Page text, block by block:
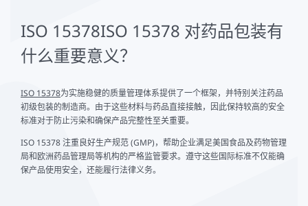
ISO 15378ISO 15378 对药品包装有
什么重要意义？
ISO 15378为实施稳健的质量管理体系提供了一个框架，并特别关注药品
初级包装的制造商。由于这些材料与药品直接接触，因此保持较高的安全
标准对于防止污染和确保产品完整性至关重要。
ISO 15378 注重良好生产规范 (GMP)，帮助企业满足美国食品及药物管理
局和欧洲药品管理局等机构的严格监管要求。遵守这些国际标准不仅能确
保产品使用安全，还能履行法律义务。